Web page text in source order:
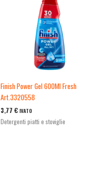
Finish Power Gel 600Ml Fresh
Art.3320558
3,77 € IVATO
Detergenti piatti e stoviglie